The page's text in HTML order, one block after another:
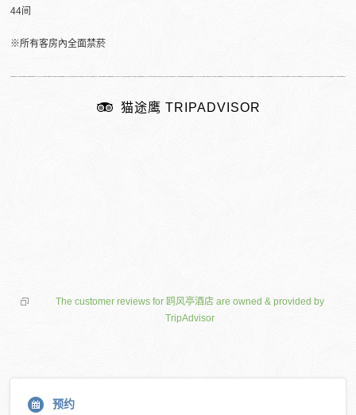
44间
※所有客房內全面禁菸
猫途鹰 TRIPADVISOR
The customer reviews for 鸥风亭酒店 are owned & provided by
TripAdvisor
预约